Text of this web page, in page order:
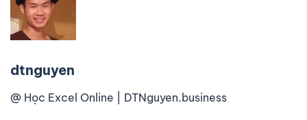
dtnguyen
@ Học Excel Online | DTNguyen.business